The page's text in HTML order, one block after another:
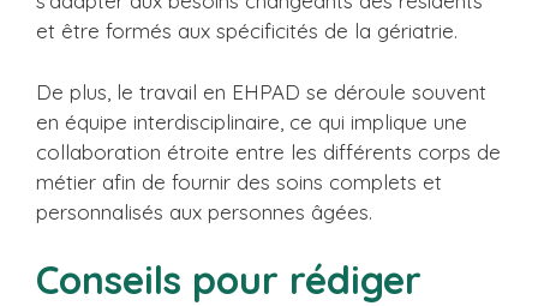
et être formés aux spécificités de la gériatrie.
De plus, le travail en EHPAD se déroule souvent
en équipe interdisciplinaire, ce qui implique une
collaboration étroite entre les différents corps de
métier afin de fournir des soins complets et
personnalisés aux personnes âgées.
Conseils pour rédiger